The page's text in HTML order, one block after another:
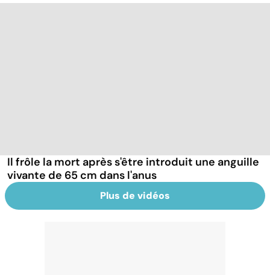
Il frôle la mort après s'être introduit une anguille
vivante de 65 cm dans l'anus
Plus de vidéos